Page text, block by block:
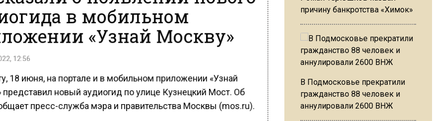
в мобильном
«Узнай Москву»
12:56
18 июня, на портале и в мобильном приложении «Узнай
представил новый аудиогид по улице Кузнецкий Мост. Об
пресс-служба мэра и правительства Москвы (mos.ru).
причину банкротства «Химок»
В Подмосковье прекратили
гражданство 88 человек и
аннулировали 2600 ВНЖ